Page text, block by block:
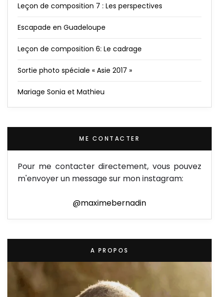
Leçon de composition 7 : Les perspectives
Escapade en Guadeloupe
Leçon de composition 6: Le cadrage
Sortie photo spéciale « Asie 2017 »
Mariage Sonia et Mathieu
ME CONTACTER
Pour me contacter directement, vous pouvez
m'envoyer un message sur mon instagram:
@maximebernadin
A PROPOS